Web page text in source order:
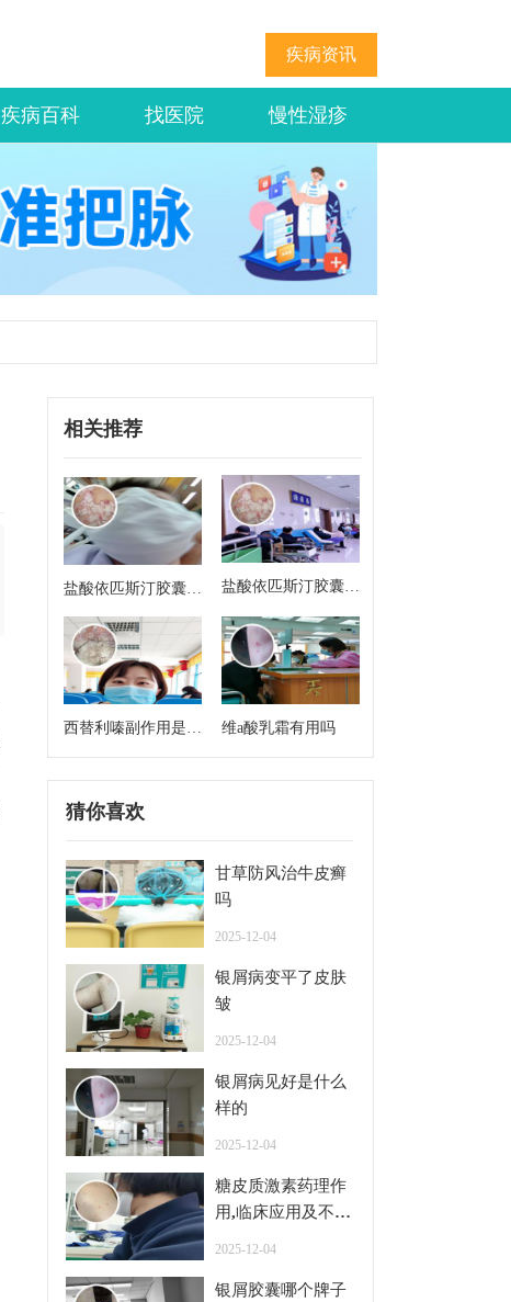
疾病资讯
疾病百科 找医院 慢性湿疹
相关推荐
盐酸依匹斯汀胶囊多
久一个疗程是几天
盐酸依匹斯汀胶囊来
西替利嗪副作用是什
么
维a酸乳霜有用吗
猜你喜欢
甘草防风治牛皮癣
吗
2025-12-04
银屑病变平了皮肤
皱
2025-12-04
银屑病见好是什么
样的
2025-12-04
糖皮质激素药理作
用,临床应用及不良
2025-12-04
银屑胶囊哪个牌子